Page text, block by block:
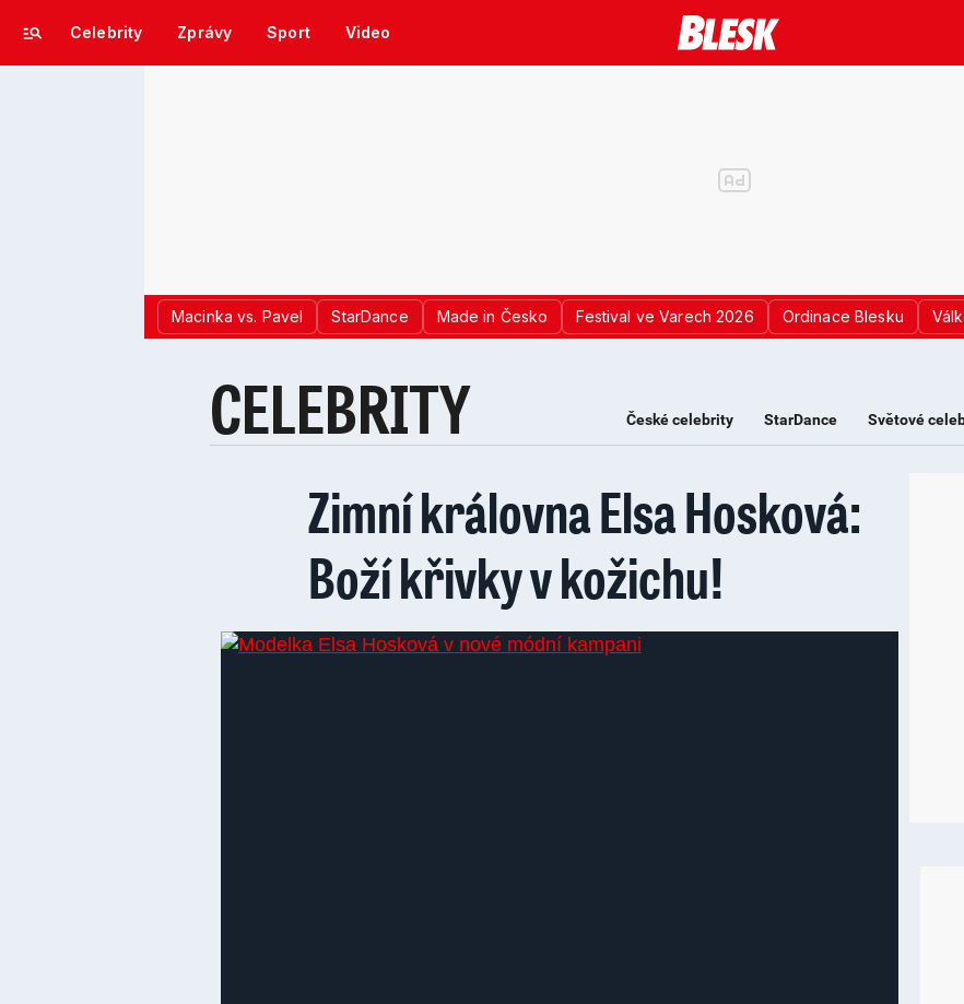
Celebrity Zprávy Sport Video
Macinka vs. Pavel StarDance Made in Česko Festival ve Varech 2026 Ordinace Blesku
CELEBRITY České celebrity StarDance Světové
Zimní královna Elsa Hosková:
Boží křivky v kožichu!